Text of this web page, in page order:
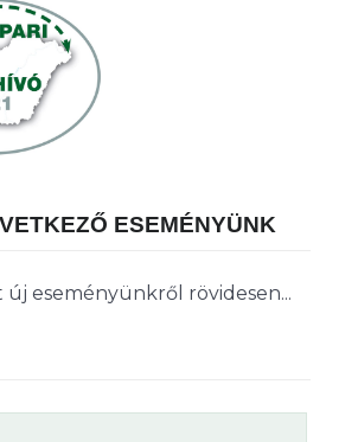
ESEMÉNYÜNK
eseményünkről rövidesen...